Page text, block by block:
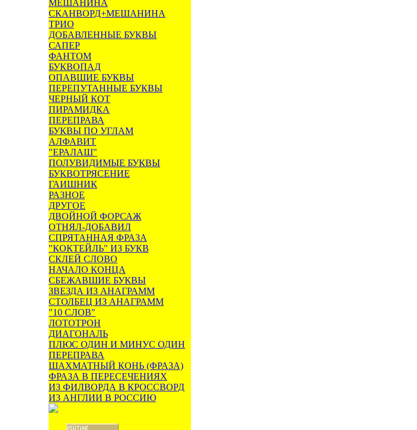
МЕШАНИНА
СКАНВОРД+МЕШАНИНА
ТРИО
ДОБАВЛЕННЫЕ БУКВЫ
САПЕР
ФАНТОМ
БУКВОПАД
ОПАВШИЕ БУКВЫ
ПЕРЕПУТАННЫЕ БУКВЫ
ЧЕРНЫЙ КОТ
ПИРАМИДКА
ПЕРЕПРАВА
БУКВЫ ПО УГЛАМ
АЛФАВИТ
"ЕРАЛАШ"
ПОЛУВИДИМЫЕ БУКВЫ
БУКВОТРЯСЕНИЕ
ГАИШНИК
РАЗНОЕ
ДРУГОЕ
ДВОЙНОЙ ФОРСАЖ
ОТНЯЛ-ДОБАВИЛ
СПРЯТАННАЯ ФРАЗА
"КОКТЕЙЛЬ" ИЗ БУКВ
СКЛЕЙ СЛОВО
НАЧАЛО КОНЦА
СБЕЖАВШИЕ БУКВЫ
ЗВЕЗДА ИЗ АНАГРАММ
СТОЛБЕЦ ИЗ АНАГРАММ
"10 СЛОВ"
ЛОТОТРОН
ДИАГОНАЛЬ
ПЛЮС ОДИН И МИНУС ОДИН
ПЕРЕПРАВА
ШАХМАТНЫЙ КОНЬ (ФРАЗА)
ФРАЗА В ПЕРЕСЕЧЕНИЯХ
ИЗ ФИЛВОРДА В КРОССВОРД
ИЗ АНГЛИИ В РОССИЮ